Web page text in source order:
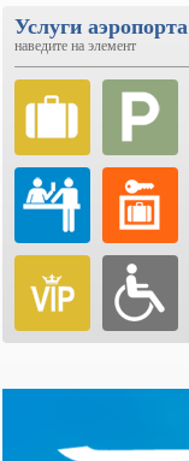
Услуги аэропорта
наведите на элемент